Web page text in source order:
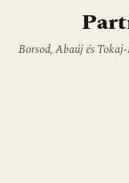
Borsod, Abaúj és